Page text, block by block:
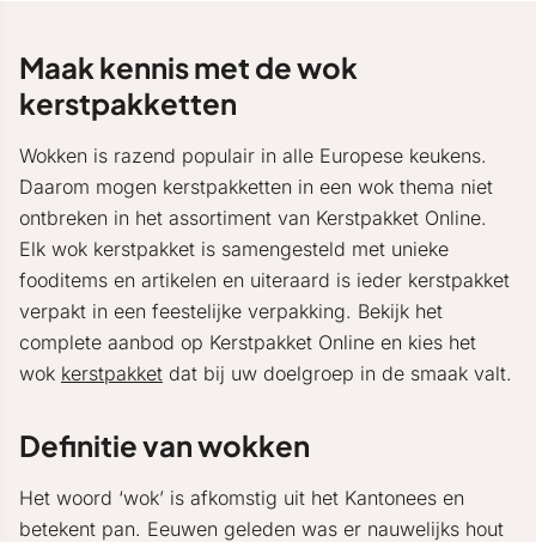
Maak kennis met de wok
kerstpakketten
Wokken is razend populair in alle Europese keukens.
Daarom mogen kerstpakketten in een wok thema niet
ontbreken in het assortiment van Kerstpakket Online.
Elk wok kerstpakket is samengesteld met unieke
fooditems en artikelen en uiteraard is ieder kerstpakket
verpakt in een feestelijke verpakking. Bekijk het
complete aanbod op Kerstpakket Online en kies het
wok kerstpakket dat bij uw doelgroep in de smaak valt.
Definitie van wokken
Het woord ‘wok’ is afkomstig uit het Kantonees en
betekent pan. Eeuwen geleden was er nauwelijks hout